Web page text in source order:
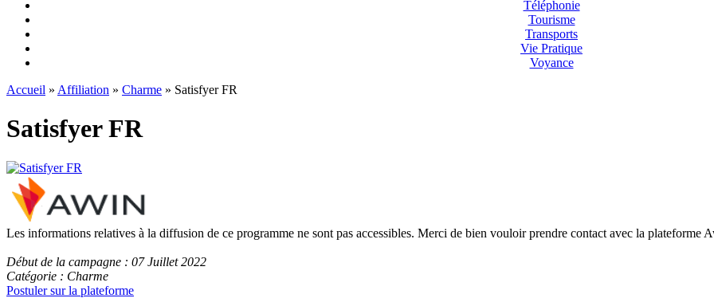
Téléphonie
Tourisme
Transports
Vie Pratique
Voyance
Accueil » Affiliation » Charme » Satisfyer FR
Satisfyer FR
Les informations relatives à la diffusion de ce programme ne sont pas accessibles. Merci de bien vouloir prendre contact avec la plateforme
Début de la campagne : 07 Juillet 2022
Catégorie : Charme
Postuler sur la plateforme